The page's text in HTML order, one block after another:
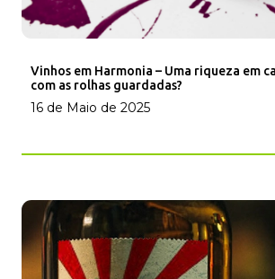
Vinhos em Harmonia – Uma riqueza em
com as rolhas guardadas?
16 de Maio de 2025